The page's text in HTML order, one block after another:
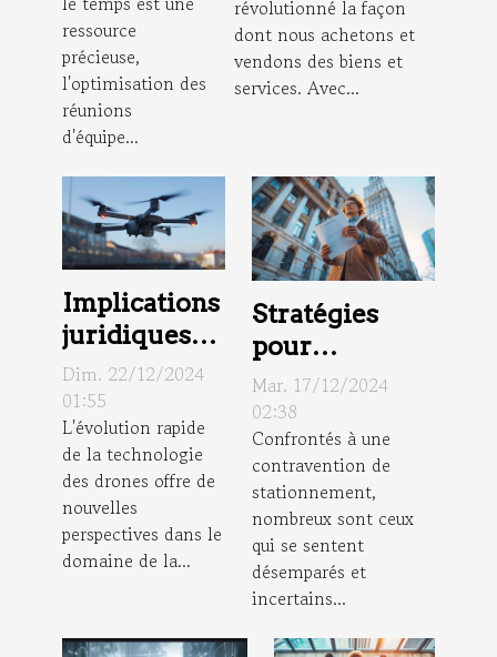
d'équipe en
entreprise
ressource
précieuse,
l'optimisation des
réunions
d'équipe...
consommateurs
révolutionné la façon
dont nous achetons et
vendons des biens et
services. Avec...
Implications
juridiques
de
l'utilisation
des drones
dans la
surveillance
Dim. 22/12/2024
01:55
L'évolution rapide
de la technologie
des drones offre de
nouvelles
perspectives dans le
domaine de la...
Stratégies
pour
contester une
amende de
stationnement
: conseils
légaux
Mar. 17/12/2024
02:38
Confrontés à une
contravention de
stationnement,
nombreux sont ceux
qui se sentent
désemparés et
incertains...